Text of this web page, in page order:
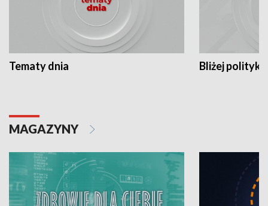
Tematy dnia Bliżej polityki
MAGAZYNY